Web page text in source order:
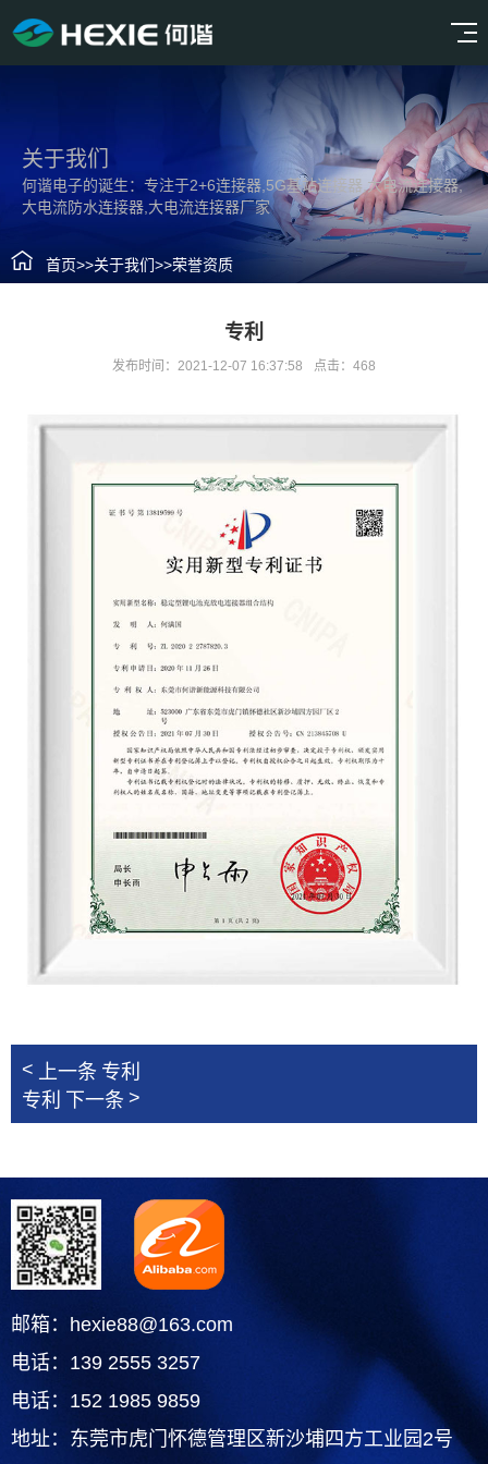
关于我们
何谐电子的诞生：专注于2+6连接器,5G基站连接器,大电流连接器,
大电流防水连接器,大电流连接器厂家
首页>>关于我们>>荣誉资质
专利
发布时间：2021-12-07 16:37:58 点击：468
< 上一条 专利
专利
下一条 >
邮箱：hexie88@163.com
电话：139 2555 3257
电话：152 1985 9859
地址：东莞市虎门怀德管理区新沙埔四方工业园2号